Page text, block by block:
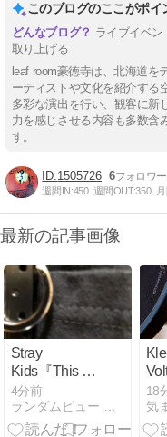
このブログのここがポイ
ライブイベ
取り上げる
leaf room豪徳寺は、北海道を
ーティストや文化を紹介する
多彩な演出を行い、観客に新
力を感じさせる内容も多数含
す。
1505726 6
週間IN:450 週間OUT:350
最新の記事画像
Stray
Kids『This &
That』初日音
源成績/ 日本限
定イベント特
4分前
18
気